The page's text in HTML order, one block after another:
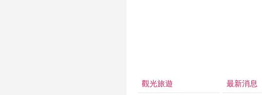
觀光旅遊 最新消息